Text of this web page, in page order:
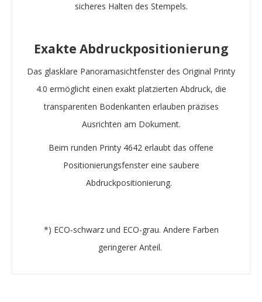
sicheres Halten des Stempels.
Exakte Abdruckpositionierung
Das glasklare Panoramasichtfenster des Original Printy
4.0 ermöglicht einen exakt platzierten Abdruck, die
transparenten Bodenkanten erlauben präzises
Ausrichten am Dokument.
Beim runden Printy 4642 erlaubt das offene
Positionierungsfenster eine saubere
Abdruckpositionierung.
*) ECO-schwarz und ECO-grau. Andere Farben
geringerer Anteil. ​​